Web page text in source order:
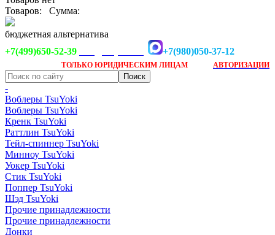
Товаров:
Сумма:
бюджетная альтернатива
+7(499)650-52-39
+7(980)050-37-12
ТОЛЬКО ЮРИДИЧЕСКИМ ЛИЦАМ АВТОРИЗАЦИИ
-
Воблеры TsuYoki
Воблеры TsuYoki
Кренк TsuYoki
Раттлин TsuYoki
Тейл-спиннер TsuYoki
Минноу TsuYoki
Уокер TsuYoki
Стик TsuYoki
Поппер TsuYoki
Шэд TsuYoki
Прочие принадлежности
Прочие принадлежности
Донки